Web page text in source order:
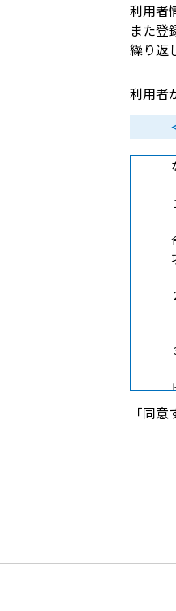
利用者
また登
繰り返
利用者
「同